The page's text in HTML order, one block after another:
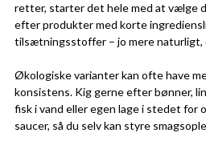
retter, starter det hele med at vælge
efter produkter med korte
tilsætningsstoffer – jo mere naturligt,
Økologiske varianter kan ofte have
konsistens. Kig gerne efter bønner,
fisk i vand eller egen lage i stedet for
saucer, så du selv kan styre